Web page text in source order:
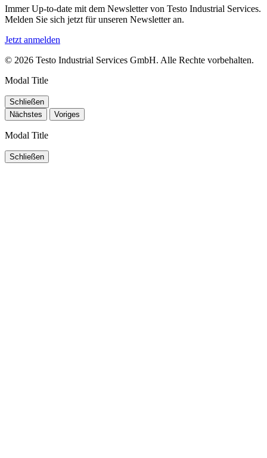
Immer Up-to-date mit dem Newsletter von Testo Industrial Services.
Melden Sie sich jetzt für unseren Newsletter an.
Jetzt anmelden
© 2026 Testo Industrial Services GmbH. Alle Rechte vorbehalten.
Modal Title
Schließen
Nächstes
Voriges
Modal Title
Schließen